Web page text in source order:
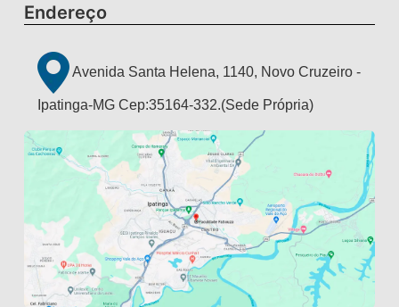
Endereço
Avenida Santa Helena, 1140, Novo Cruzeiro -
Ipatinga-MG Cep:35164-332.(Sede Própria)